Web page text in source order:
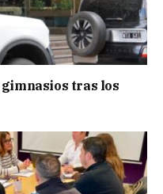
gimnasios tras los